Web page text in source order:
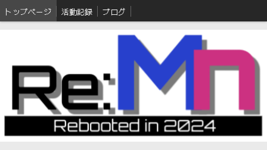
トップページ 活動記録 ブログ